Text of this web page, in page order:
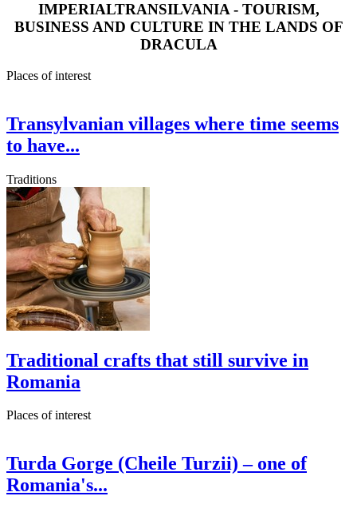
IMPERIALTRANSILVANIA - TOURISM,
BUSINESS AND CULTURE IN THE LANDS OF
DRACULA
Places of interest
Transylvanian villages where time seems
to have...
Traditions
Traditional crafts that still survive in
Romania
Places of interest
Turda Gorge (Cheile Turzii) – one of
Romania's...